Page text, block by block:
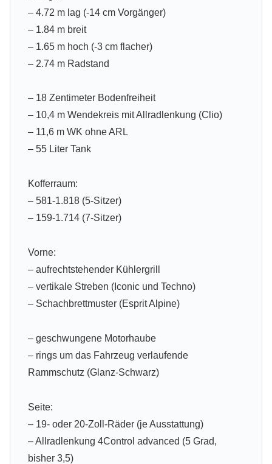
– 4.72 m lag (-14 cm Vorgänger)
– 1.84 m breit
– 1.65 m hoch (-3 cm flacher)
– 2.74 m Radstand
– 18 Zentimeter Bodenfreiheit
– 10,4 m Wendekreis mit Allradlenkung (Clio)
– 11,6 m WK ohne ARL
– 55 Liter Tank
Kofferraum:
– 581-1.818 (5-Sitzer)
– 159-1.714 (7-Sitzer)
Vorne:
– aufrechtstehender Kühlergrill
– vertikale Streben (Iconic und Techno)
– Schachbrettmuster (Esprit Alpine)
– geschwungene Motorhaube
– rings um das Fahrzeug verlaufende
Rammschutz (Glanz-Schwarz)
Seite:
– 19- oder 20-Zoll-Räder (je Ausstattung)
– Allradlenkung 4Control advanced (5 Grad,
bisher 3,5)